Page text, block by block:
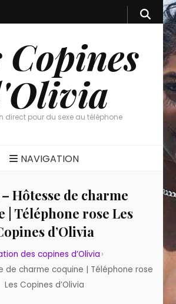
Copines
direct pour du sexe au téléphone
NAVIGATION
Hôtesse de charme
| Téléphone rose Les
d’Olivia
des copines d’Olivia ›
de charme coquine | Téléphone rose
Les Copines d’Olivia